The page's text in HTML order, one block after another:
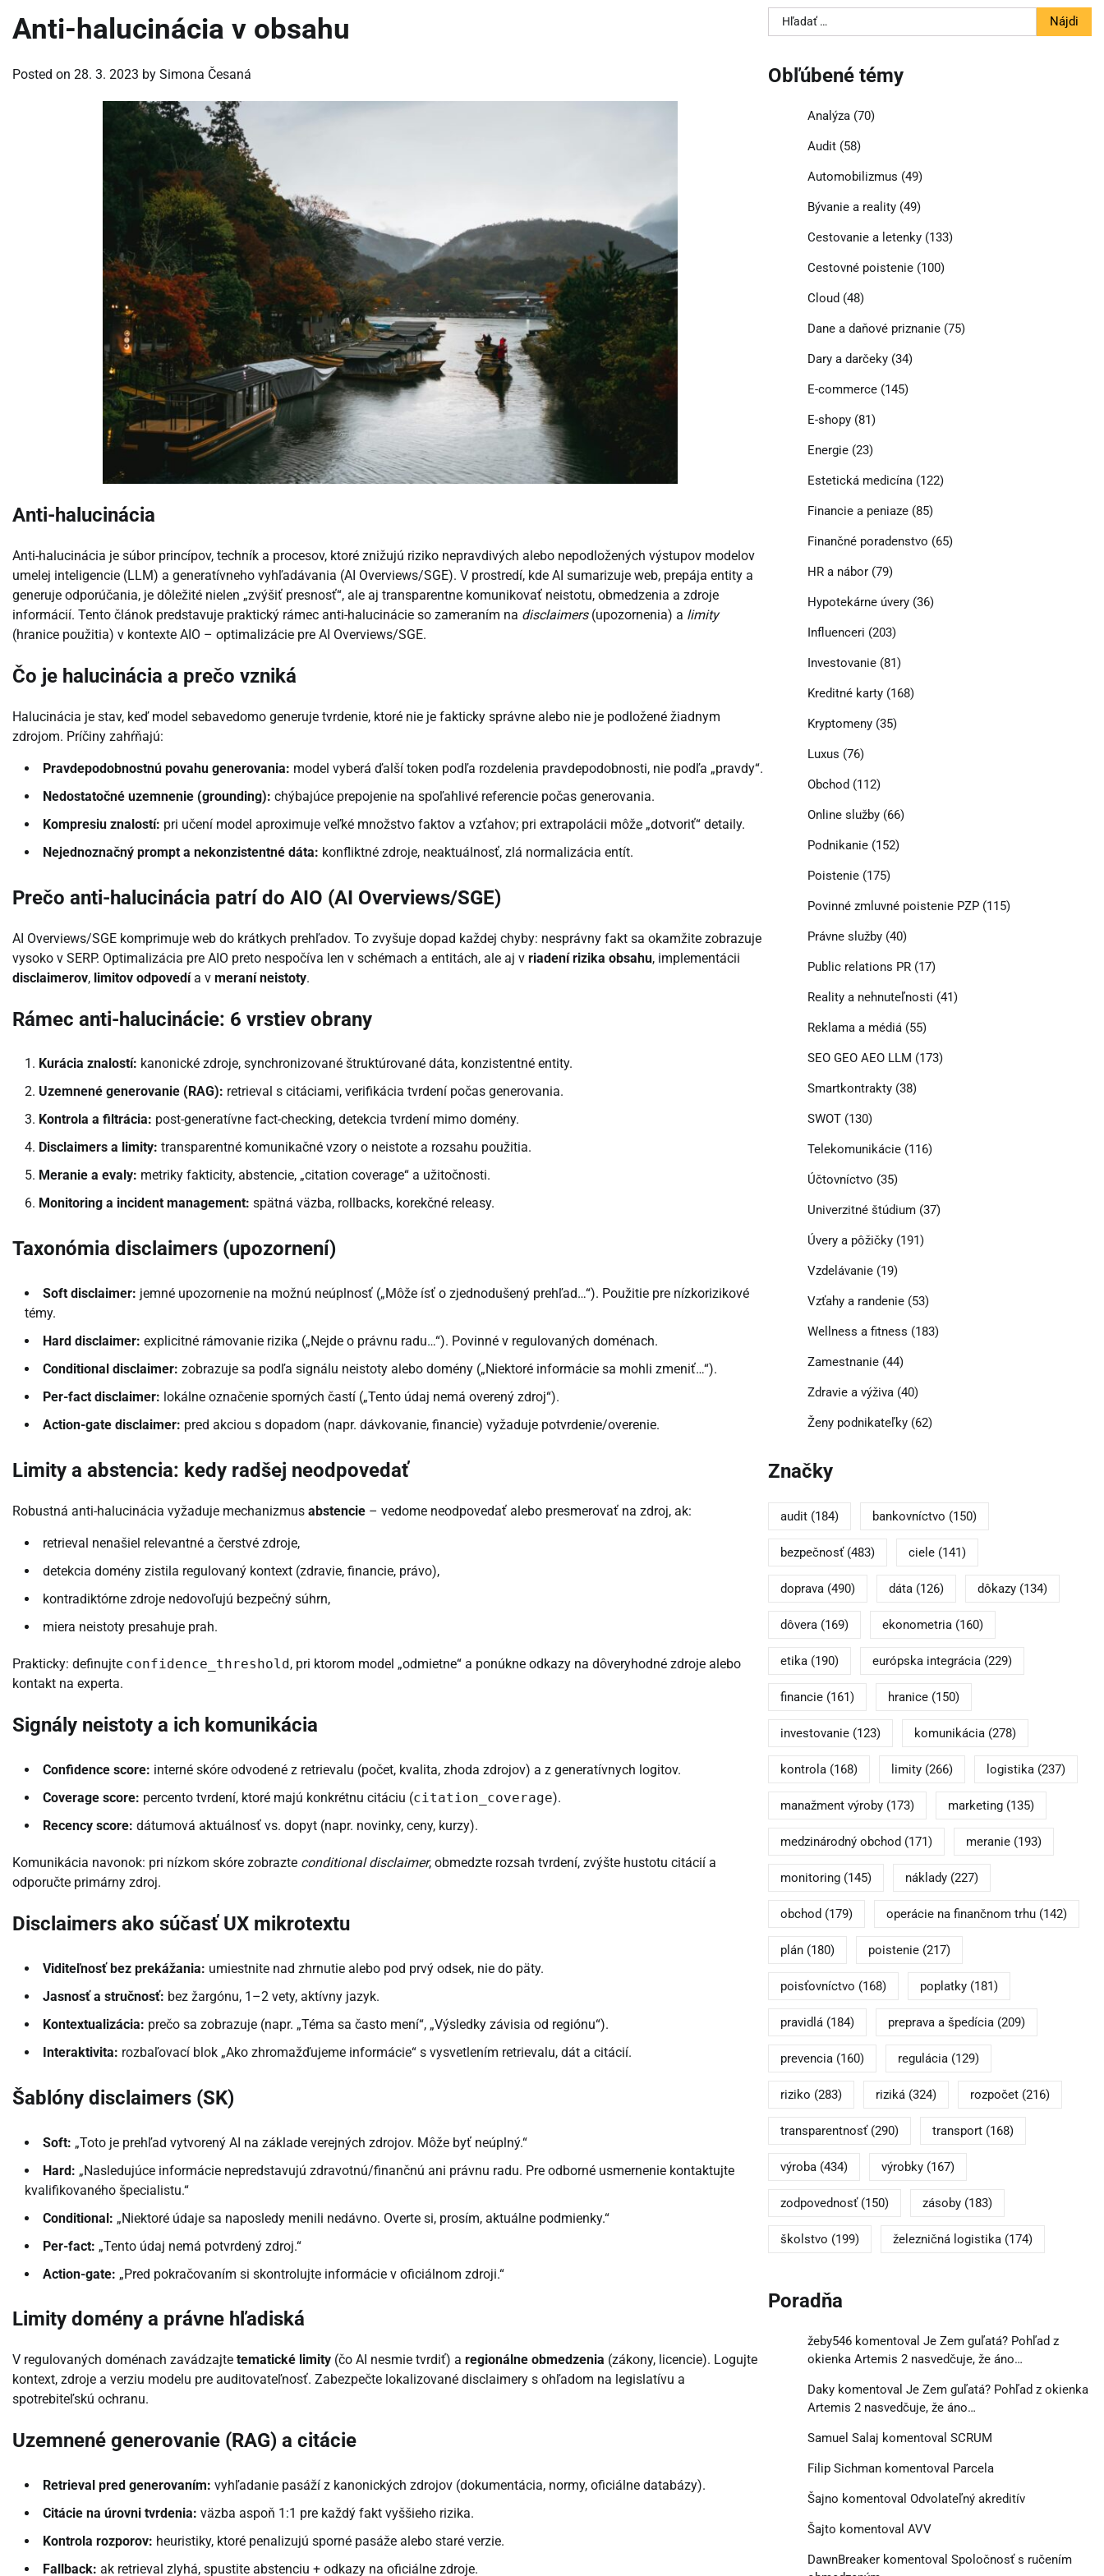
Anti-halucinácia v obsahu
Posted on 28. 3. 2023 by Simona Česaná
Anti-halucinácia
Anti-halucinácia je súbor princípov, techník a procesov, ktoré znižujú riziko nepravdivých alebo nepodložených výstupov modelov
umelej inteligencie (LLM) a generatívneho vyhľadávania (AI Overviews/SGE). V prostredí, kde AI sumarizuje web, prepája entity a
generuje odporúčania, je dôležité nielen „zvýšiť presnosť“, ale aj transparentne komunikovať neistotu, obmedzenia a zdroje
informácií. Tento článok predstavuje praktický rámec anti-halucinácie so zameraním na disclaimers(upozornenia) a limity
(hranice použitia) v kontexte AIO – optimalizácie pre AI Overviews/SGE.
Čo je halucinácia a prečo vzniká
Halucinácia je stav, keď model sebavedomo generuje tvrdenie, ktoré nie je fakticky správne alebo nie je podložené žiadnym
zdrojom. Príčiny zahŕňajú:
Pravdepodobnostnú povahu generovania: model vyberá ďalší token podľa rozdelenia pravdepodobnosti, nie podľa „pravdy“.
Nedostatočné uzemnenie (grounding): chýbajúce prepojenie na spoľahlivé referencie počas generovania.
Kompresiu znalostí: pri učení model aproximuje veľké množstvo faktov a vzťahov; pri extrapolácii môže „dotvoriť“ detaily.
Nejednoznačný prompt a nekonzistentné dáta: konfliktné zdroje, neaktuálnosť, zlá normalizácia entít.
Prečo anti-halucinácia patrí do AIO (AI Overviews/SGE)
AI Overviews/SGE komprimuje web do krátkych prehľadov. To zvyšuje dopad každej chyby: nesprávny fakt sa okamžite zobrazuje
vysoko v SERP. Optimalizácia pre AIO preto nespočíva len v schémach a entitách, ale aj v riadení rizika obsahu, implementácii
disclaimerov, limitov odpovedía v meraní neistoty.
Rámec anti-halucinácie: 6 vrstiev obrany
Kurácia znalostí: kanonické zdroje, synchronizované štruktúrované dáta, konzistentné entity.
Uzemnené generovanie (RAG): retrieval s citáciami, verifikácia tvrdení počas generovania.
Kontrola a filtrácia: post-generatívne fact-checking, detekcia tvrdení mimo domény.
Disclaimers a limity: transparentné komunikačné vzory o neistote a rozsahu použitia.
Meranie a evaly: metriky fakticity, abstencie, „citation coverage“ a užitočnosti.
Monitoring a incident management: spätná väzba, rollbacks, korekčné releasy.
Taxonómia disclaimers (upozornení)
Soft disclaimer: jemné upozornenie na možnú neúplnosť („Môže ísť o zjednodušený prehľad…“). Použitie pre nízkorizikové
témy.
Hard disclaimer: explicitné rámovanie rizika („Nejde o právnu radu…“). Povinné v regulovaných doménach.
Conditional disclaimer: zobrazuje sa podľa signálu neistoty alebo domény („Niektoré informácie sa mohli zmeniť…“).
Per-fact disclaimer: lokálne označenie sporných častí („Tento údaj nemá overený zdroj“).
Action-gate disclaimer: pred akciou s dopadom (napr. dávkovanie, financie) vyžaduje potvrdenie/overenie.
Limity a abstencia: kedy radšej neodpovedať
Robustná anti-halucinácia vyžaduje mechanizmus abstencie – vedome neodpovedať alebo presmerovať na zdroj, ak:
retrieval nenašiel relevantné a čerstvé zdroje,
detekcia domény zistila regulovaný kontext (zdravie, financie, právo),
kontradiktórne zdroje nedovoľujú bezpečný súhrn,
miera neistoty presahuje prah.
Prakticky: definujte confidence_threshold, pri ktorom model „odmietne“ a ponúkne odkazy na dôveryhodné zdroje alebo
kontakt na experta.
Signály neistoty a ich komunikácia
Confidence score: interné skóre odvodené z retrievalu (počet, kvalita, zhoda zdrojov) a z generatívnych logitov.
Coverage score: percento tvrdení, ktoré majú konkrétnu citáciu (citation_coverage).
Recency score: dátumová aktuálnosť vs. dopyt (napr. novinky, ceny, kurzy).
Komunikácia navonok: pri nízkom skóre zobrazte conditional disclaimer, obmedzte rozsah tvrdení, zvýšte hustotu citácií a
odporučte primárny zdroj.
Disclaimers ako súčasť UX mikrotextu
Viditeľnosť bez prekážania: umiestnite nad zhrnutie alebo pod prvý odsek, nie do päty.
Jasnosť a stručnosť: bez žargónu, 1–2 vety, aktívny jazyk.
Kontextualizácia: prečo sa zobrazuje (napr. „Téma sa často mení“, „Výsledky závisia od regiónu“).
Interaktivita: rozbaľovací blok „Ako zhromažďujeme informácie“ s vysvetlením retrievalu, dát a citácií.
Šablóny disclaimers (SK)
Soft: „Toto je prehľad vytvorený AI na základe verejných zdrojov. Môže byť neúplný.“
Hard: „Nasledujúce informácie nepredstavujú zdravotnú/finančnú ani právnu radu. Pre odborné usmernenie kontaktujte
kvalifikovaného špecialistu.“
Conditional: „Niektoré údaje sa naposledy menili nedávno. Overte si, prosím, aktuálne podmienky.“
Per-fact: „Tento údaj nemá potvrdený zdroj.“
Action-gate: „Pred pokračovaním si skontrolujte informácie v oficiálnom zdroji.“
Limity domény a právne hľadiská
V regulovaných doménach zavádzajte tematické limity (čo AI nesmie tvrdiť) a regionálne obmedzenia (zákony, licencie). Logujte
kontext, zdroje a verziu modelu pre auditovateľnosť. Zabezpečte lokalizované disclaimery s ohľadom na legislatívu a
spotrebiteľskú ochranu.
Uzemnené generovanie (RAG) a citácie
Retrieval pred generovaním: vyhľadanie pasáží z kanonických zdrojov (dokumentácia, normy, oficiálne databázy).
Citácie na úrovni tvrdenia: väzba aspoň 1:1 pre každý fakt vyššieho rizika.
Kontrola rozporov: heuristiky, ktoré penalizujú sporné pasáže alebo staré verzie.
Fallback: ak retrieval zlyhá, spustite abstenciu + odkazy na oficiálne zdroje.
Hľadať:
Obľúbené témy
Analýza(70)
Audit(58)
Automobilizmus (49)
Bývanie a reality(49)
Cestovanie a letenky(133)
Cestovné poistenie(100)
Cloud (48)
Dane a daňové priznanie(75)
Dary a darčeky(34)
E-commerce(145)
E-shopy(81)
Energie(23)
Estetická medicína(122)
Financie a peniaze(85)
Finančné poradenstvo (65)
HR a nábor(79)
Hypotekárne úvery(36)
Influenceri (203)
Investovanie(81)
Kreditné karty(168)
Kryptomeny(35)
Luxus (76)
Obchod (112)
Online služby(66)
Podnikanie(152)
Poistenie(175)
Povinné zmluvné poistenie PZP(115)
Právne služby(40)
Public relations PR(17)
Reality a nehnuteľnosti (41)
Reklama a médiá(55)
SEO GEO AEO LLM (173)
Smartkontrakty(38)
SWOT(130)
Telekomunikácie(116)
Účtovníctvo (35)
Univerzitné štúdium(37)
Úvery a pôžičky(191)
Vzdelávanie(19)
Vzťahy a randenie(53)
Wellness a fitness (183)
Zamestnanie(44)
Zdravie a výživa(40)
Ženy podnikateľky(62)
Značky
audit(184) bankovníctvo (150)
bezpečnosť(483) ciele(141)
doprava(490) dáta(126) dôkazy(134)
dôvera(169) ekonometria(160)
etika(190) európska integrácia(229)
financie(161) hranice(150)
investovanie(123) komunikácia(278)
kontrola(168) limity(266) logistika(237)
manažment výroby(173) marketing(135)
medzinárodný obchod (171) meranie(193)
monitoring(145) náklady(227)
obchod (179) operácie na finančnom trhu(142)
plán(180) poistenie(217)
poisťovníctvo (168) poplatky(181)
pravidlá(184) preprava a špedícia(209)
prevencia(160) regulácia(129)
riziko (283) riziká(324) rozpočet(216)
transparentnosť(290) transport(168)
výroba(434) výrobky(167)
zodpovednosť(150) zásoby(183)
školstvo (199) železničná logistika(174)
Poradňa
žeby546komentoval Je Zem guľatá? Pohľad z
okienka Artemis 2 nasvedčuje, že áno…
Dakykomentoval Je Zem guľatá? Pohľad z okienka
Artemis 2 nasvedčuje, že áno…
Samuel Salaj komentoval SCRUM
Filip Sichmankomentoval Parcela
Šajno komentoval Odvolateľný akreditív
Šajto komentoval AVV
DawnBreakerkomentoval Spoločnosť s ručením